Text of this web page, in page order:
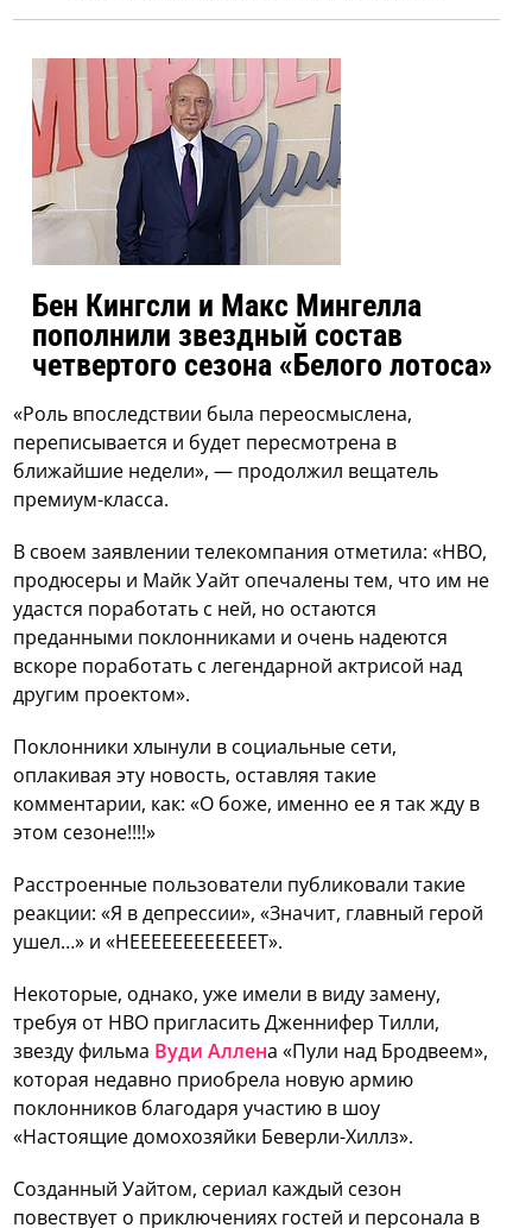
Бен Кингсли и Макс Мингелла
пополнили звездный состав
четвертого сезона «Белого лотоса»
«Роль впоследствии была переосмыслена,
переписывается и будет пересмотрена в
ближайшие недели», — продолжил вещатель
премиум-класса.
В своем заявлении телекомпания отметила: «HBO,
продюсеры и Майк Уайт опечалены тем, что им не
удастся поработать с ней, но остаются
преданными поклонниками и очень надеются
вскоре поработать с легендарной актрисой над
другим проектом».
Поклонники хлынули в социальные сети,
оплакивая эту новость, оставляя такие
комментарии, как: «О боже, именно ее я так жду в
этом сезоне!!!!»
Расстроенные пользователи публиковали такие
реакции: «Я в депрессии», «Значит, главный герой
ушел…» и «НЕЕЕЕЕЕЕЕЕЕЕЕТ».
Некоторые, однако, уже имели в виду замену,
требуя от HBO пригласить Дженнифер Тилли,
звезду фильма Вуди Аллена «Пули над Бродвеем»,
которая недавно приобрела новую армию
поклонников благодаря участию в шоу
«Настоящие домохозяйки Беверли-Хиллз».
Созданный Уайтом, сериал каждый сезон
повествует о приключениях гостей и персонала в